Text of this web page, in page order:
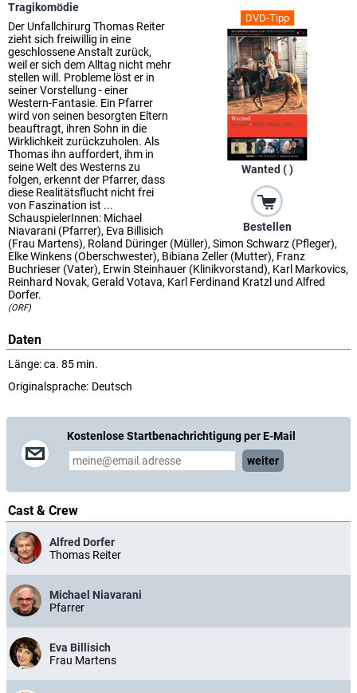
DVD-Tipp
Wanted ( )
Bestellen
Tragikomödie
Der Unfallchirurg Thomas Reiter
zieht sich freiwillig in eine
geschlossene Anstalt zurück,
weil er sich dem Alltag nicht mehr
stellen will. Probleme löst er in
seiner Vorstellung - einer
Western-Fantasie. Ein Pfarrer
wird von seinen besorgten Eltern
beauftragt, ihren Sohn in die
Wirklichkeit zurückzuholen. Als
Thomas ihn auffordert, ihm in
seine Welt des Westerns zu
folgen, erkennt der Pfarrer, dass
diese Realitätsflucht nicht frei
von Faszination ist ...
SchauspielerInnen: Michael
Niavarani (Pfarrer), Eva Billisich
(Frau Martens), Roland Düringer (Müller), Simon Schwarz (Pfleger),
Elke Winkens (Oberschwester), Bibiana Zeller (Mutter), Franz
Buchrieser (Vater), Erwin Steinhauer (Klinikvorstand), Karl Markovics,
Reinhard Novak, Gerald Votava, Karl Ferdinand Kratzl und Alfred
Dorfer.
(ORF)
Daten
Länge: ca. 85 min.
Originalsprache: Deutsch
Kostenlose Startbenachrichtigung per E-Mail
weiter
Cast & Crew
Alfred Dorfer
Thomas Reiter
Michael Niavarani
Pfarrer
Eva Billisich
Frau Martens